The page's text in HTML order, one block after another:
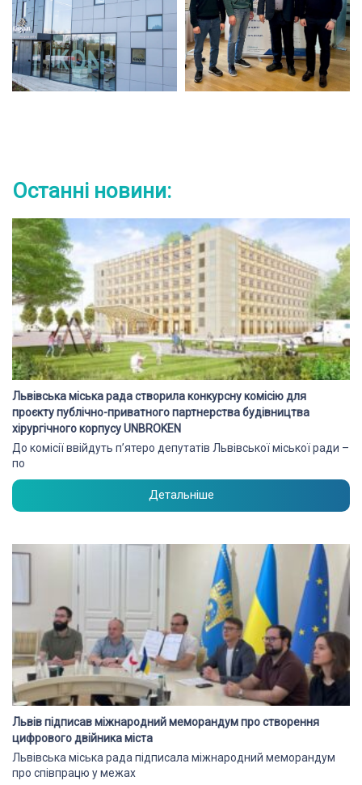
Останні новини:
Львівська міська рада створила конкурсну комісію для
проєкту публічно-приватного партнерства будівництва
хірургічного корпусу UNBROKEN
До комісії ввійдуть п’ятеро депутатів Львівської міської ради –
по
Детальніше
Львів підписав міжнародний меморандум про створення
цифрового двійника міста
Львівська міська рада підписала міжнародний меморандум
про співпрацю у межах